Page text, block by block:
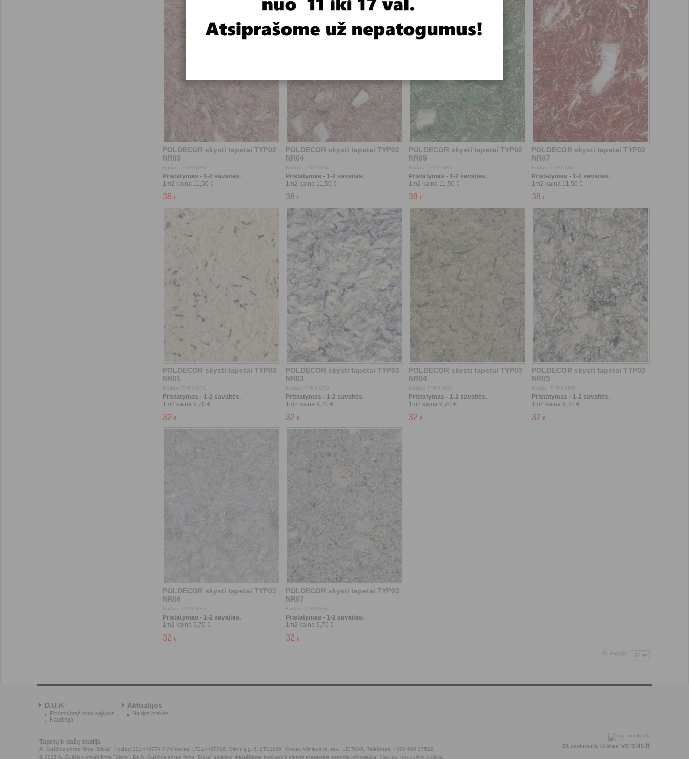
Pristatymas - 1-2 savaitės. Pristatymas - 1-2 savaitės. Pristatymas - 1-2 savaitės. Pristatymas - 1-2 savaitės.
Pristatymas - 1-2 savaitės. Pristatymas - 1-2 savaitės. Pristatymas - 1-2 savaitės. Pristatymas - 1-2 savaitės.
Pristatymas - 1-2 savaitės. Pristatymas - 1-2 savaitės.
Puslapyje:
D.U.K
Pirkimo/grąžinimo sąlygos
Naudinga
Aktualijos
Naujos prekės
Tapetų ir dažų studija
A. Guščios privati firma "Diora". Kodas: 221448770 PVM kodas: LT214487716. Olandų g. 6, LT-01100, Vilnius, Vilniaus m. sav., LIETUVA. Telefonas: +370 686 27522.
© 2026 A. Guščios privati firma "Diora". Be A. Guščios privati firma "Diora" sutikimo draudžiama kopijuoti ir platinti svetainėje esančią informaciją. Slapukų naudojimo politika.
El. parduotuvių kūrimas: verskis.lt